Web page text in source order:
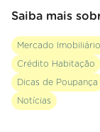
Saiba mais
Mercado Imobiliário
Crédito Habitação
Dicas de Poupança
Notícias